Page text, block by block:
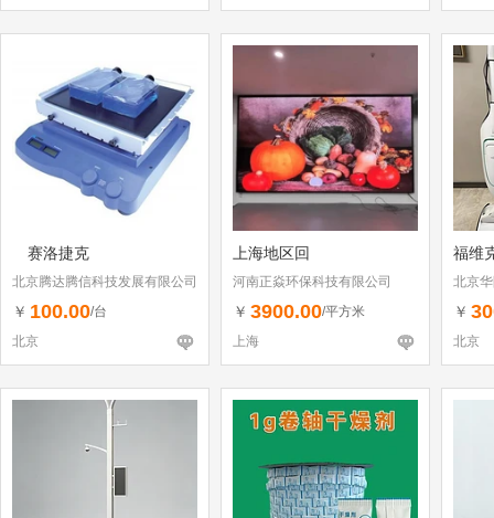
赛洛捷克
北京腾达腾信科技发展有限公司
￥ 100.00/台
北京
上海地区回
河南正焱环保科技有限公司
￥ 3900.00/平方米
上海
福维
北京
￥
北京